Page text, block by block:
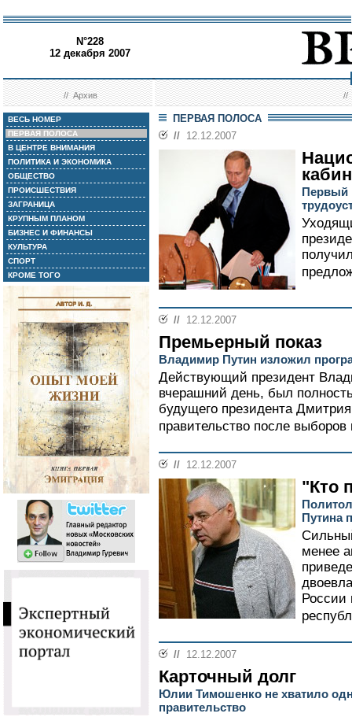
N°228
12 декабря 2007
//Архив //
ВЕСЬ НОМЕР
ПЕРВАЯ ПОЛОСА
В ЦЕНТРЕ ВНИМАНИЯ
ПОЛИТИКА И ЭКОНОМИКА
ОБЩЕСТВО
ПРОИСШЕСТВИЯ
ЗАГРАНИЦА
КРУПНЫМ ПЛАНОМ
БИЗНЕС И ФИНАНСЫ
КУЛЬТУРА
СПОРТ
КРОМЕ ТОГО
ПЕРВАЯ ПОЛОСА
// 12.12.2007
Первый
// 12.12.2007
Премьерный показ
Владимир Путин изложил
Действующий президент
вчерашний день, был
будущего президента
правительство после
// 12.12.2007
"Кто
Путина
менее
России
// 12.12.2007
Карточный долг
Юлии Тимошенко не хватило
правительство